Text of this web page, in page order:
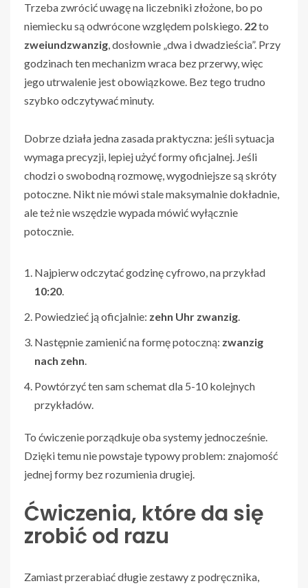
Trzeba zwrócić uwagę na liczebniki złożone, bo po
niemiecku są odwrócone względem polskiego. 22to
zweiundzwanzig, dosłownie „dwa i dwadzieścia”. Przy
godzinach ten mechanizm wraca bez przerwy, więc
jego utrwalenie jest obowiązkowe. Bez tego trudno
szybko odczytywać minuty.
Dobrze działa jedna zasada praktyczna: jeśli sytuacja
wymaga precyzji, lepiej użyć formy oficjalnej. Jeśli
chodzi o swobodną rozmowę, wygodniejsze są skróty
potoczne. Nikt nie mówi stale maksymalnie dokładnie,
ale też nie wszędzie wypada mówić wyłącznie
potocznie.
Najpierw odczytać godzinę cyfrowo, na przykład
10:20.
Powiedzieć ją oficjalnie: zehn Uhr zwanzig.
Następnie zamienić na formę potoczną: zwanzig
nach zehn.
Powtórzyć ten sam schemat dla 5-10 kolejnych
przykładów.
To ćwiczenie porządkuje oba systemy jednocześnie.
Dzięki temu nie powstaje typowy problem: znajomość
jednej formy bez rozumienia drugiej.
Ćwiczenia, które da się
zrobić od razu
Zamiast przerabiać długie zestawy z podręcznika,